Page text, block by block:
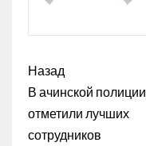
Назад
В ачинской полиции
отметили лучших
сотрудников